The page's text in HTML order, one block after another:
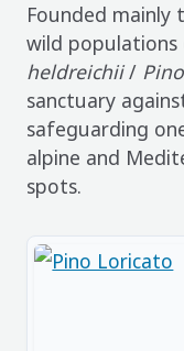
Founded mainly
wild populations
heldreichii/
sanctuary
safeguarding
alpine and
spots.